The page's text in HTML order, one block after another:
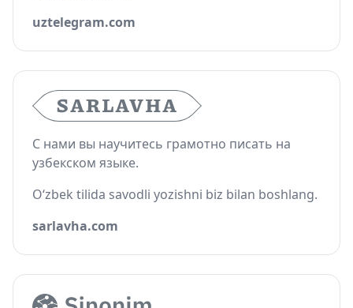
uztelegram.com
С нами вы научитесь грамотно писать на
узбекском языке.
O‘zbek tilida savodli yozishni biz bilan boshlang.
sarlavha.com